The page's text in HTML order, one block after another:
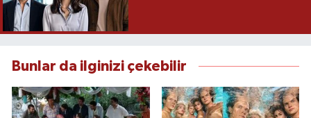
Bunlar da ilginizi çekebilir